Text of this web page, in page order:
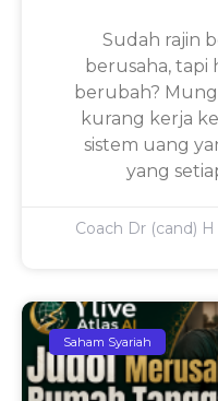
Sudah rajin
berusaha,
berubah?
kurang kerja
sistem uang
yang
Coach Dr (cand)
Saham Syariah